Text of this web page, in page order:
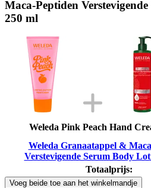
Maca-Peptiden
250 ml
Weleda Pink Peach Hand
Weleda Granaatappel &
Verstevigende Serum Body
Totaalprijs:
Voeg beide toe aan het winkelmandje